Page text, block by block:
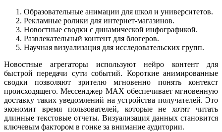
Образовательные анимации для школ и университетов.
Рекламные ролики для интернет-магазинов.
Новостные сводки с динамической инфографикой.
Развлекательный контент для блогеров.
Научная визуализация для исследовательских групп.
Новостные агрегаторы используют нейро контент для
быстрой передачи сути событий. Короткие анимированные
сводки позволяют зрителю мгновенно понять контекст
происходящего. Мессенджер MAX обеспечивает мгновенную
доставку таких уведомлений на устройства получателей. Это
экономит время пользователей, которые не хотят читать
длинные текстовые отчеты. Визуализация данных становится
ключевым фактором в гонке за внимание аудитории.